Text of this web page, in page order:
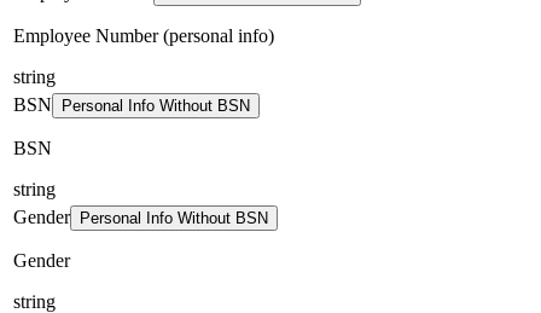
Employee Number (personal info)
string
BSN
Personal Info Without BSN
BSN
string
Gender
Personal Info Without BSN
Gender
string